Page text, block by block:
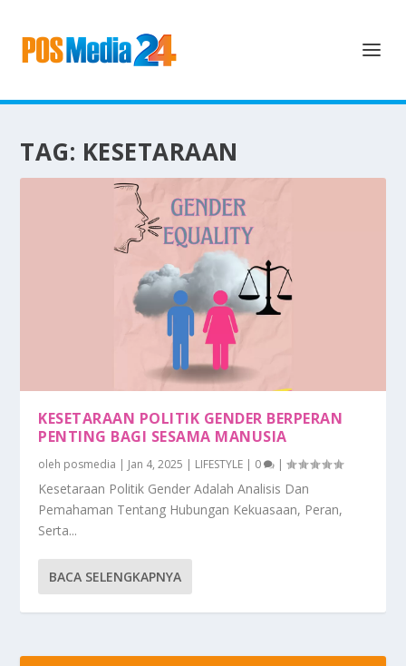
TAG: KESETARAAN
KESETARAAN POLITIK GENDER BERPERAN
PENTING BAGI SESAMA MANUSIA
oleh posmedia | Jan 4, 2025 | LIFESTYLE | 0 |
Kesetaraan Politik Gender Adalah Analisis Dan
Pemahaman Tentang Hubungan Kekuasaan, Peran,
Serta...
BACA SELENGKAPNYA